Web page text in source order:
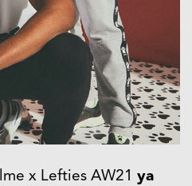
x Lefties AW21 ya